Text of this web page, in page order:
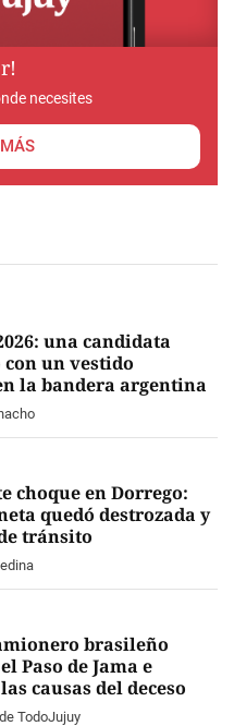
necesites
una candidata
un vestido
la bandera argentina
choque en Dorrego:
quedó destrozada y
tránsito
brasileño
Paso de Jama e
causas del deceso
TodoJujuy